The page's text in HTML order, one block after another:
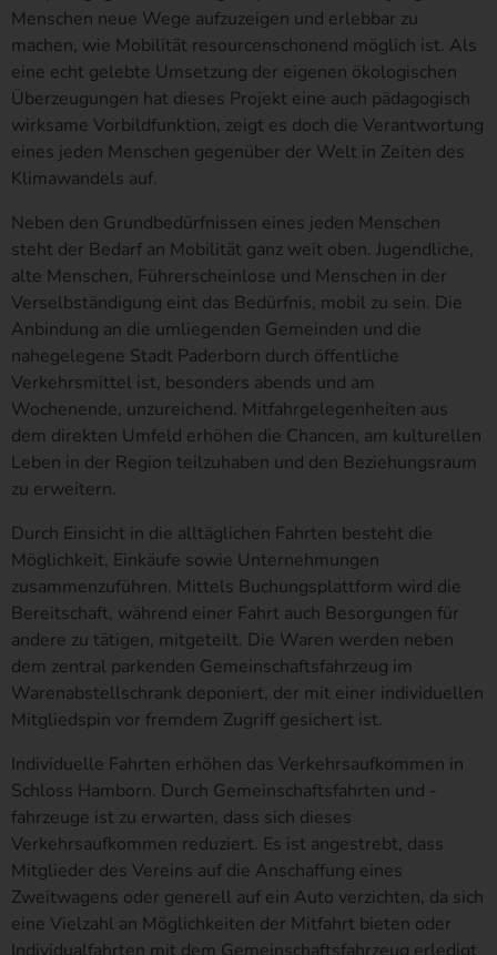
Menschen neue Wege aufzuzeigen und erlebbar zu
machen, wie Mobilität resourcenschonend möglich ist. Als
eine echt gelebte Umsetzung der eigenen ökologischen
Überzeugungen hat dieses Projekt eine auch pädagogisch
wirksame Vorbildfunktion, zeigt es doch die Verantwortung
eines jeden Menschen gegenüber der Welt in Zeiten des
Klimawandels auf.
Neben den Grundbedürfnissen eines jeden Menschen
steht der Bedarf an Mobilität ganz weit oben. Jugendliche,
alte Menschen, Führerscheinlose und Menschen in der
Verselbständigung eint das Bedürfnis, mobil zu sein. Die
Anbindung an die umliegenden Gemeinden und die
nahegelegene Stadt Paderborn durch öffentliche
Verkehrsmittel ist, besonders abends und am
Wochenende, unzureichend. Mitfahrgelegenheiten aus
dem direkten Umfeld erhöhen die Chancen, am kulturellen
Leben in der Region teilzuhaben und den Beziehungsraum
zu erweitern.
Durch Einsicht in die alltäglichen Fahrten besteht die
Möglichkeit, Einkäufe sowie Unternehmungen
zusammenzuführen. Mittels Buchungsplattform wird die
Bereitschaft, während einer Fahrt auch Besorgungen für
andere zu tätigen, mitgeteilt. Die Waren werden neben
dem zentral parkenden Gemeinschaftsfahrzeug im
Warenabstellschrank deponiert, der mit einer individuellen
Mitgliedspin vor fremdem Zugriff gesichert ist.
Individuelle Fahrten erhöhen das Verkehrsaufkommen in
Schloss Hamborn. Durch Gemeinschaftsfahrten und -
fahrzeuge ist zu erwarten, dass sich dieses
Verkehrsaufkommen reduziert. Es ist angestrebt, dass
Mitglieder des Vereins auf die Anschaffung eines
Zweitwagens oder generell auf ein Auto verzichten, da sich
eine Vielzahl an Möglichkeiten der Mitfahrt bieten oder
Schloss Hamborn 53
33178 Borchen - Deutschland
Die Internetseiten verwenden Cookies. Cookies sind Textdateien,
welche über einen Internetbrowser auf einem Computersystem
abgelegt und gespeichert werden.
Zahlreiche Internetseiten und Server verwenden Cookies. Viele
Cookies enthalten eine sogenannte Cookie-ID. Eine Cookie-ID ist
eine eindeutige Kennung des Cookies. Sie besteht aus einer
Zeichenfolge, durch welche Internetseiten und Server dem
konkreten Internetbrowser zugeordnet werden können, in dem
das Cookie gespeichert wurde. Dies ermöglicht es den besuchten
Internetseiten und Servern, den individuellen Browser der
betroffenen Person von anderen Internetbrowsern, die andere
Internetbrowser kann über die eindeutige Cookie-ID
wiedererkannt und identifiziert werden.
Durch den Einsatz von Cookies kann den Nutzern dieser
Internetseite nutzerfreundlichere Services bereitstellen, die ohne
die Cookie-Setzung nicht möglich wären.
Mittels eines Cookies können die Informationen und Angebote auf
unserer Internetseite im Sinne des Benutzers optimiert werden.
Cookies ermöglichen uns, wie bereits erwähnt, die Benutzer
unserer Internetseite wiederzuerkennen. Zweck dieser
Cookies verwendet, muss beispielsweise nicht bei jedem Besuch
der Internetseite erneut seine Zugangsdaten eingeben, weil dies
von der Internetseite und dem auf dem Computersystem des
Benutzers abgelegten Cookie übernommen wird. Ein weiteres
Beispiel ist das Cookie eines Warenkorbes im Online-Shop. Der
Online-Shop merkt sich die Artikel, die ein Kunde in den virtuellen